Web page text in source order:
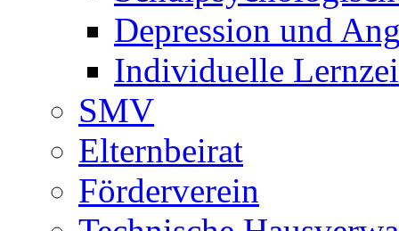
Depression und
Individuelle
SMV
Elternbeirat
Förderverein